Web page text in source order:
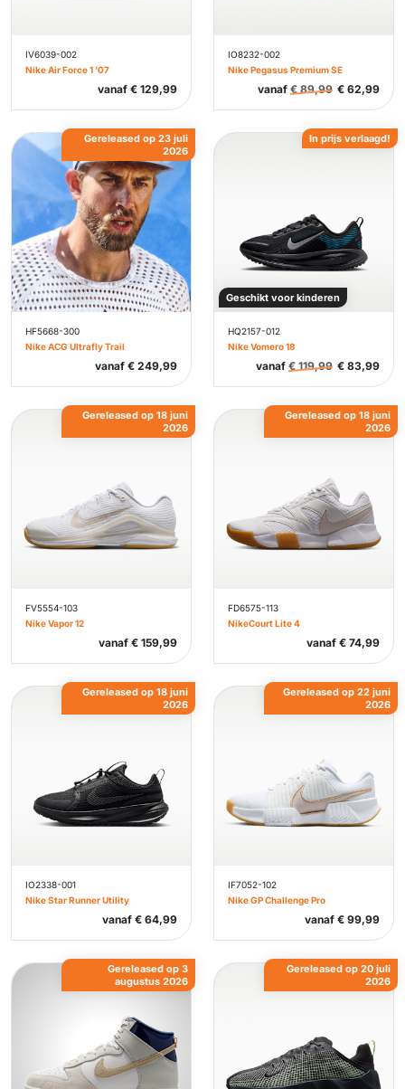
IV6039-002
Nike Air Force 1 '07
vanaf € 129,99
IO8232-002
Nike Pegasus Premium SE
vanaf €89,99 € 62,99
HF5668-300
Nike ACG Ultrafly Trail
vanaf € 249,99
Gereleased op 23 juli
2026
Geschikt voor kinderen
HQ2157-012
Nike Vomero 18
vanaf €119,99 € 83,99
In prijs verlaagd!
FV5554-103
Nike Vapor 12
vanaf € 159,99
Gereleased op 18 juni
2026
FD6575-113
NikeCourt Lite 4
vanaf € 74,99
Gereleased op 18 juni
2026
IO2338-001
Nike Star Runner Utility
vanaf € 64,99
Gereleased op 18 juni
2026
IF7052-102
Nike GP Challenge Pro
vanaf € 99,99
Gereleased op 22 juni
2026
Gereleased op 3
augustus 2026
Gereleased op 20 juli
2026